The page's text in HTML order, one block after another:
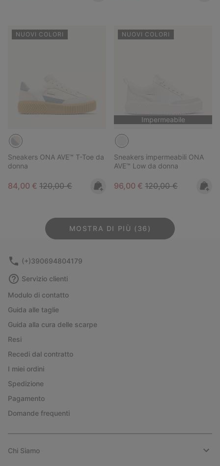
NUOVI COLORI
Sneakers ONA AVE™ T-Toe da
donna
Sale price:
84,00 € Regular price:
120,00 €
NUOVI COLORI
Impermeabile
Sneakers impermeabili ONA
AVE™ Low da donna
Sale price:
96,00 € Regular price:
120,00 €
MOSTRA DI PIÙ (36)
(+)390694804179
Servizio clienti
Modulo di contatto
Guida alle taglie
Guida alla cura delle scarpe
Resi
Recedi dal contratto
I miei ordini
Spedizione
Pagamento
Domande frequenti
Chi Siamo